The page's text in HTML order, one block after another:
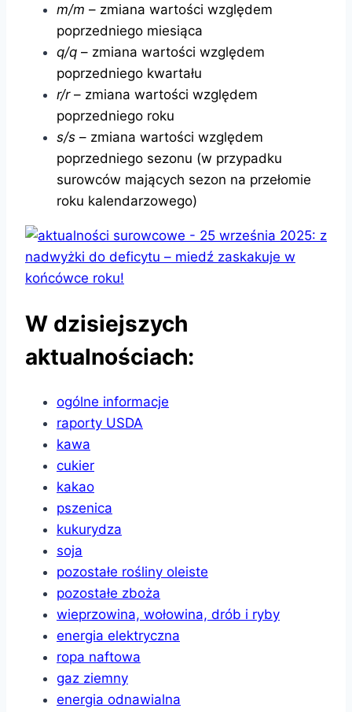
m/m – zmiana wartości względem
poprzedniego miesiąca
q/q – zmiana wartości względem
poprzedniego kwartału
r/r– zmiana wartości względem
poprzedniego roku
s/s – zmiana wartości względem
poprzedniego sezonu (w przypadku
surowców mających sezon na przełomie
roku kalendarzowego)
W dzisiejszych
aktualnościach:
ogólne informacje
raporty USDA
kawa
cukier
kakao
pszenica
kukurydza
soja
pozostałe rośliny oleiste
pozostałe zboża
wieprzowina, wołowina, drób i ryby
energia elektryczna
ropa naftowa
gaz ziemny
energia odnawialna